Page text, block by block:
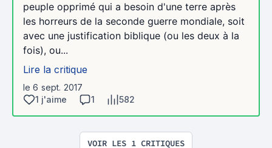
peuple opprimé qui a besoin d'une terre après
les horreurs de la seconde guerre mondiale, soit
avec une justification biblique (ou les deux à la
fois), ou...
Lire la critique
le 6 sept. 2017
1 j'aime
1 582
VOIR LES 1 CRITIQUES